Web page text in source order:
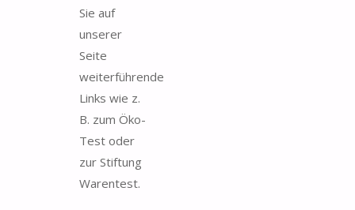
Sie auf
unserer
Seite
weiterführende
Links wie z.
B. zum Öko-
Test oder
zur Stiftung
Warentest.